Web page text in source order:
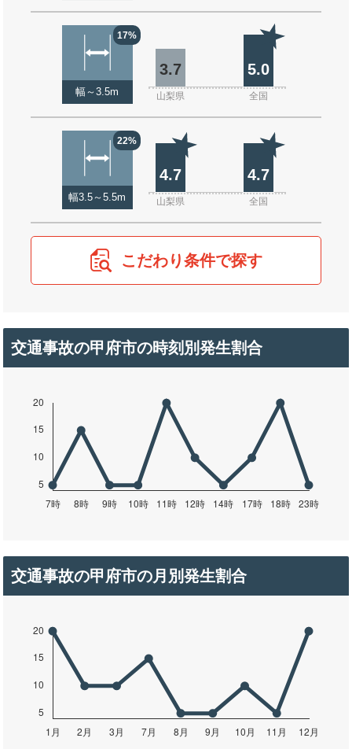
17%
幅～3.5m
3.7 5.0
山梨県 全国
22%
幅3.5～5.5m
4.7 4.7
山梨県 全国
こだわり条件で探す
交通事故の甲府市の時刻別発生割合
交通事故の甲府市の月別発生割合